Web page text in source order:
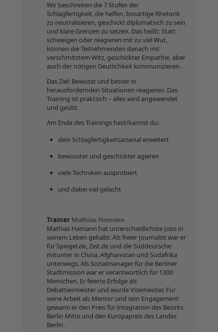
Wir beschreiten die 7 Stufen der
Schlagfertigkeit, die helfen, bösartige Rhetorik
zu neutralisieren, geschickt diplomatisch zu sein
und klare Grenzen zu setzen. Das heißt: Statt
schweigen oder reagieren mit zu viel Wut,
können die Teilnehmenden danach mit
verschmitztem Witz, geschickter Empathie, aber
auch der nötigen Deutlichkeit kommunizieren.
Das Ziel: Bewusst und besser in
herausfordernden Situationen reagieren. Das
Training ist praktisch – alles wird angewendet
und geübt.
Am Ende des Trainings hast/kannst du:
dein Schlagfertigkeitsarsenal erweitert
bewusster und geschickter agieren
viele Techniken ausprobiert
und dabei viel gelacht
Trainer Mathias Hamann
Mathias Hamann hat unterschiedlichste Jobs in
seinem Leben gehabt: Als freier Journalist war er
für Spiegel.de, Zeit.de und die Süddeutsche
mitunter in China, Afghanistan und Südafrika
unterwegs. Als Sozialmanager für die Berliner
Stadtmission war er verantwortlich für 1300
Menschen. Er feierte Erfolge als
Debattiermeister und wurde Vizemeister. Für
seine Arbeit als Mentor und sein Engagement
gewann er den Preis für Integration des Bezirks
Berlin Mitte und den Europapreis des Landes
Berlin.